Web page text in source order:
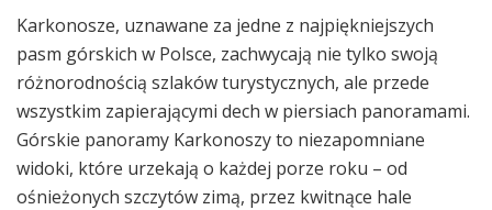
Karkonosze, uznawane za jedne z najpiękniejszych
pasm górskich w Polsce, zachwycają nie tylko swoją
różnorodnością szlaków turystycznych, ale przede
wszystkim zapierającymi dech w piersiach panoramami.
Górskie panoramy Karkonoszy to niezapomniane
widoki, które urzekają o każdej porze roku – od
ośnieżonych szczytów zimą, przez kwitnące hale